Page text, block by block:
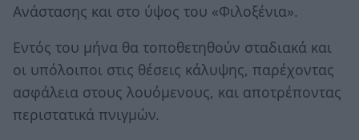
Ανάστασης και στο ύψος του «Φιλοξένια».
Εντός του μήνα θα τοποθετηθούν σταδιακά και
οι υπόλοιποι στις θέσεις κάλυψης, παρέχοντας
ασφάλεια στους λουόμενους, και αποτρέποντας
περιστατικά πνιγμών.